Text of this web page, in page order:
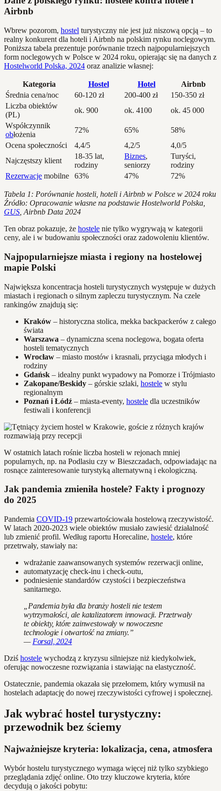
Airbnb
Wbrew pozorom, hostel turystyczny nie jest już niszową opcją – to
realny konkurent dla hoteli i Airbnb na polskim rynku noclegowym.
Poniższa tabela prezentuje porównanie trzech najpopularniejszych
form noclegowych w Polsce w 2024 roku, opierając się na danych z
Hostelworld Polska, 2024 oraz analizie własnej:
Kategoria Hostel Hotel
Airbnb
Średnia cena/noc
60-120 zł 200-400 zł
150-350 zł
Liczba obiektów
(PL)
ok. 900 ok. 4100
ok. 45 000
Współczynnik
obłożenia
72% 65%
58%
Ocena społeczności
4,4/5 4,2/5
4,0/5
Najczęstszy klient
18-35 lat,
rodziny
Biznes,
seniorzy
Turyści,
rodziny
Rezerwacje mobilne 63% 47% 72%
Tabela 1: Porównanie hosteli, hoteli i Airbnb w Polsce w 2024 roku
Źródło: Opracowanie własne na podstawie Hostelworld Polska,
GUS , Airbnb Data 2024
Ten obraz pokazuje, że hostele nie tylko wygrywają w kategorii
ceny, ale i w budowaniu społeczności oraz zadowoleniu klientów.
Najpopularniejsze miasta i regiony na hostelowej
mapie Polski
Największa koncentracja hosteli turystycznych występuje w dużych
miastach i regionach o silnym zapleczu turystycznym. Na czele
rankingów znajdują się:
Kraków – historyczna stolica, mekka backpackerów z całego
świata
Warszawa – dynamiczna scena noclegowa, bogata oferta
hosteli tematycznych
Wrocław – miasto mostów i krasnali, przyciąga młodych i
rodziny
Gdańsk – idealny punkt wypadowy na Pomorze i Trójmiasto
Zakopane/Beskidy – górskie szlaki, hostele w stylu
regionalnym
Poznań i Łódź – miasta-eventy, hostele dla uczestników
festiwali i konferencji
W ostatnich latach rośnie liczba hosteli w rejonach mniej
popularnych, np. na Podlasiu czy w Bieszczadach, odpowiadając na
rosnące zainteresowanie turystyką alternatywną i ekologiczną.
Jak pandemia zmieniła hostele? Fakty i prognozy
do 2025
Pandemia COVID-19 przewartościowała hostelową rzeczywistość.
W latach 2020-2023 wiele obiektów musiało zawiesić działalność
lub zmienić profil. Według raportu Horecaline, hostele, które
przetrwały, stawiały na:
wdrażanie zaawansowanych systemów rezerwacji online,
automatyzację check-inu i check-outu,
podniesienie standardów czystości i bezpieczeństwa
sanitarnego.
„Pandemia była dla branży hosteli nie testem
wytrzymałości, ale katalizatorem innowacji. Przetrwały
te obiekty, które zainwestowały w nowoczesne
technologie i otwartość na zmiany.”
— Forsal, 2024
Dziś hostele wychodzą z kryzysu silniejsze niż kiedykolwiek,
oferując nowoczesne rozwiązania i stawiając na elastyczność.
Ostatecznie, pandemia okazała się przełomem, który wymusił na
hostelach adaptację do nowej rzeczywistości cyfrowej i społecznej.
Jak wybrać hostel turystyczny:
przewodnik bez ściemy
Najważniejsze kryteria: lokalizacja, cena, atmosfera
Wybór hostelu turystycznego wymaga więcej niż tylko szybkiego
przeglądania zdjęć online. Oto trzy kluczowe kryteria, które
decydują o jakości pobytu: